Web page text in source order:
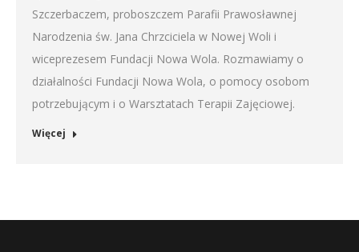
Szczerbaczem, proboszczem Parafii Prawosławnej
Narodzenia św. Jana Chrzciciela w Nowej Woli i
wiceprezesem Fundacji Nowa Wola. Rozmawiamy o
działalności Fundacji Nowa Wola, o pomocy osobom
potrzebującym i o Warsztatach Terapii Zajęciowej.
Więcej